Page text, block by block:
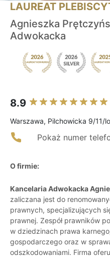
LAUREAT
Agnieszka
Adwokacka
8.9
Warszawa, Pilchowicka 9/11/
Pokaż numer
O firmie:
Kancelaria Adwokacka
zaliczana jest do
prawnych, specjalizujących
prawnej. Zespół prawników
w dziedzinach prawa
gospodarczego oraz w
odszkodowaniami. Firma